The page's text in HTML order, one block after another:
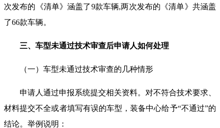
次发布的《清单》涵盖了9款车辆,两次发布的《清单》共涵盖
了66款车辆。
三、车型未通过技术审查后申请人如何处理
（一）车型未通过技术审查的几种情形
申请人通过申报系统提交相关资料。对不符合技术要求、
材料提交不全或者填写有误的车型，装备中心给予“不通过”的
结论。举例说明：